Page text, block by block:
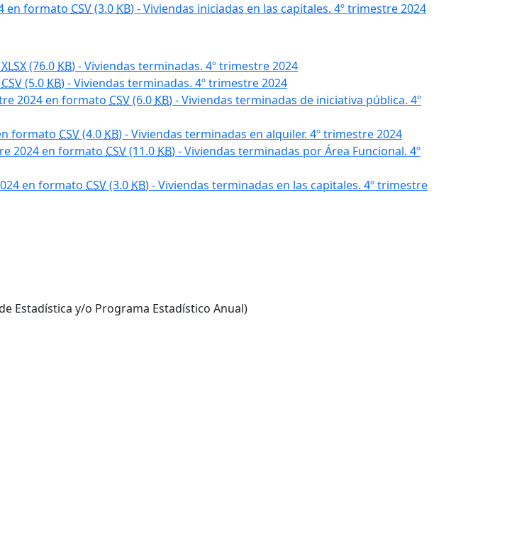
en formato CSV(3.0 KB) - Viviendas iniciadas en las capitales. 4º trimestre 2024
XLSX(76.0 KB) - Viviendas terminadas. 4º trimestre 2024
CSV(5.0 KB) - Viviendas terminadas. 4º trimestre 2024
2024 en formato CSV(6.0 KB) - Viviendas terminadas de iniciativa pública. 4º
formato CSV(4.0 KB) - Viviendas terminadas en alquiler. 4º trimestre 2024
2024 en formato CSV(11.0 KB) - Viviendas terminadas por Área Funcional. 4º
en formato CSV(3.0 KB) - Viviendas terminadas en las capitales. 4º trimestre
Estadística y/o Programa Estadístico Anual)